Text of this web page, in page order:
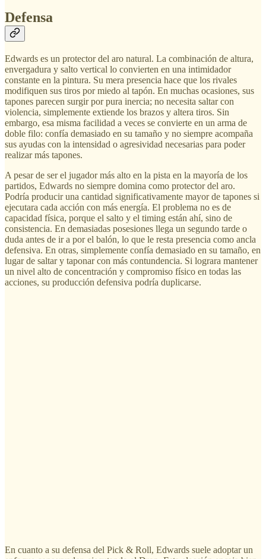
Defensa
Edwards es un protector del aro natural. La combinación de altura,
envergadura y salto vertical lo convierten en una intimidador
constante en la pintura. Su mera presencia hace que los rivales
modifiquen sus tiros por miedo al tapón. En muchas ocasiones, sus
tapones parecen surgir por pura inercia; no necesita saltar con
violencia, simplemente extiende los brazos y altera tiros. Sin
embargo, esa misma facilidad a veces se convierte en un arma de
doble filo: confía demasiado en su tamaño y no siempre acompaña
sus ayudas con la intensidad o agresividad necesarias para poder
realizar más tapones.
A pesar de ser el jugador más alto en la pista en la mayoría de los
partidos, Edwards no siempre domina como protector del aro.
Podría producir una cantidad significativamente mayor de tapones si
ejecutara cada acción con más energía. El problema no es de
capacidad física, porque el salto y el timing están ahí, sino de
consistencia. En demasiadas posesiones llega un segundo tarde o
duda antes de ir a por el balón, lo que le resta presencia como ancla
defensiva. En otras, simplemente confía demasiado en su tamaño, en
lugar de saltar y taponar con más contundencia. Si lograra mantener
un nivel alto de concentración y compromiso físico en todas las
acciones, su producción defensiva podría duplicarse.
En cuanto a su defensa del Pick & Roll, Edwards suele adoptar un